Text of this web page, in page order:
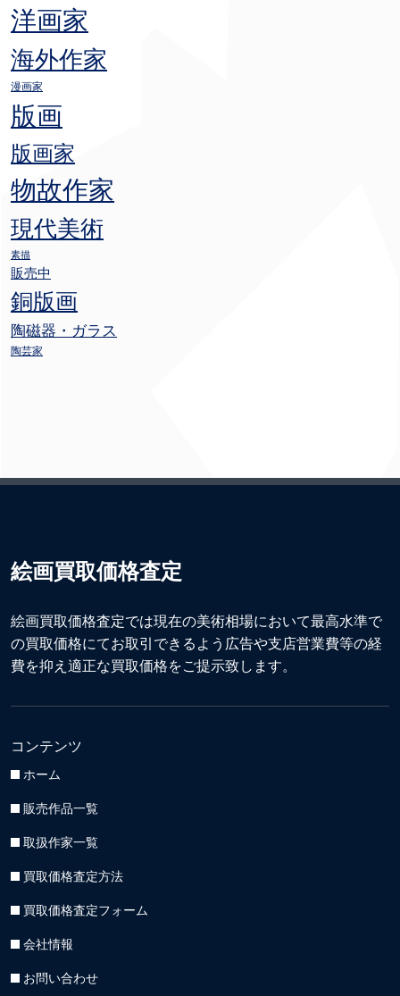
洋画家
海外作家
漫画家
版画
版画家
物故作家
現代美術
素描
販売中
銅版画
陶磁器・ガラス
陶芸家
絵画買取価格査定
絵画買取価格査定では現在の美術相場において最高水準で
の買取価格にてお取引できるよう広告や支店営業費等の経
費を抑え適正な買取価格をご提示致します。
コンテンツ
ホーム
販売作品一覧
取扱作家一覧
買取価格査定方法
買取価格査定フォーム
会社情報
お問い合わせ